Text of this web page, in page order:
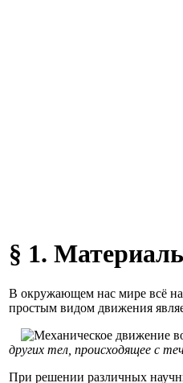
§ 1.
В окружающем нас мире всё
простым видом движения
других тел, происходящее с
При решении различных